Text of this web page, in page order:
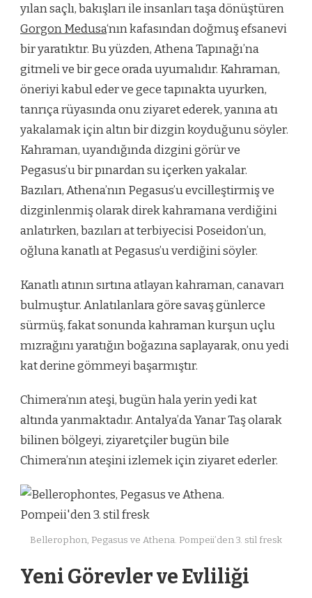
yılan saçlı, bakışları ile insanları taşa dönüştüren
Gorgon Medusa‘nın kafasından doğmuş efsanevi
bir yaratıktır. Bu yüzden, Athena Tapınağı’na
gitmeli ve bir gece orada uyumalıdır. Kahraman,
öneriyi kabul eder ve gece tapınakta uyurken,
tanrıça rüyasında onu ziyaret ederek, yanına atı
yakalamak için altın bir dizgin koyduğunu söyler.
Kahraman, uyandığında dizgini görür ve
Pegasus’u bir pınardan su içerken yakalar.
Bazıları, Athena’nın Pegasus’u evcilleştirmiş ve
dizginlenmiş olarak direk kahramana verdiğini
anlatırken, bazıları at terbiyecisi Poseidon’un,
oğluna kanatlı at Pegasus’u verdiğini söyler.
Kanatlı atının sırtına atlayan kahraman, canavarı
bulmuştur. Anlatılanlara göre savaş günlerce
sürmüş, fakat sonunda kahraman kurşun uçlu
mızrağını yaratığın boğazına saplayarak, onu yedi
kat derine gömmeyi başarmıştır.
Chimera’nın ateşi, bugün hala yerin yedi kat
altında yanmaktadır. Antalya’da Yanar Taş olarak
bilinen bölgeyi, ziyaretçiler bugün bile
Chimera’nın ateşini izlemek için ziyaret ederler.
Bellerophon, Pegasus ve Athena. Pompeii’den 3. stil fresk
Yeni Görevler ve Evliliği